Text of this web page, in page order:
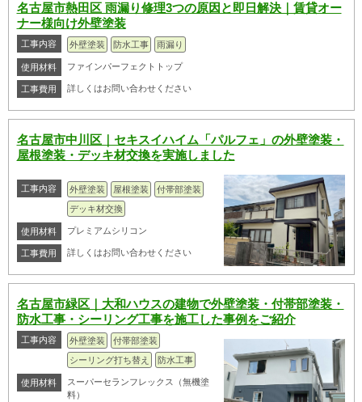
名古屋市熱田区 雨漏り修理3つの原因と即日解決｜賃貸オー
ナー様向け外壁塗装
工事内容 外壁塗装 防水工事 雨漏り
使用材料 ファインパーフェクトトップ
工事費用 詳しくはお問い合わせください
名古屋市中川区｜セキスイハイム「パルフェ」の外壁塗装・
屋根塗装・デッキ材交換を実施しました
工事内容 外壁塗装 屋根塗装
付帯部塗装
デッキ材交換
使用材料 プレミアムシリコン
工事費用 詳しくはお問い合わせください
名古屋市緑区｜大和ハウスの建物で外壁塗装・付帯部塗装・
防水工事・シーリング工事を施工した事例をご紹介
工事内容 外壁塗装
付帯部塗装
シーリング打ち替え
防水工事
使用材料
スーパーセランフレックス（無機塗
料）